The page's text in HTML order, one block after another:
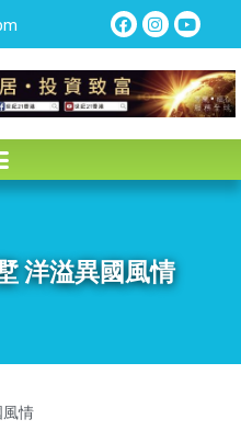
洋溢異國風情
風情